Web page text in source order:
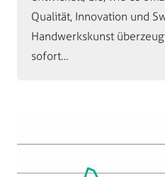
Qualität, Innovation und
Handwerkskunst
sofort…